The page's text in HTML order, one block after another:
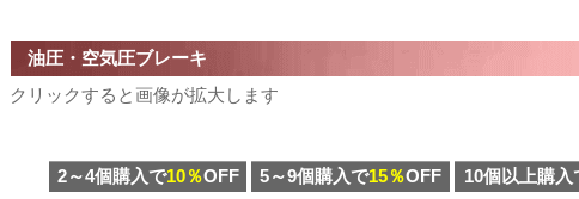
油圧・空気圧ブレーキ
クリックすると画像が拡大します
2～4個購入で10％OFF 5～9個購入で15％OFF 10個以上購入